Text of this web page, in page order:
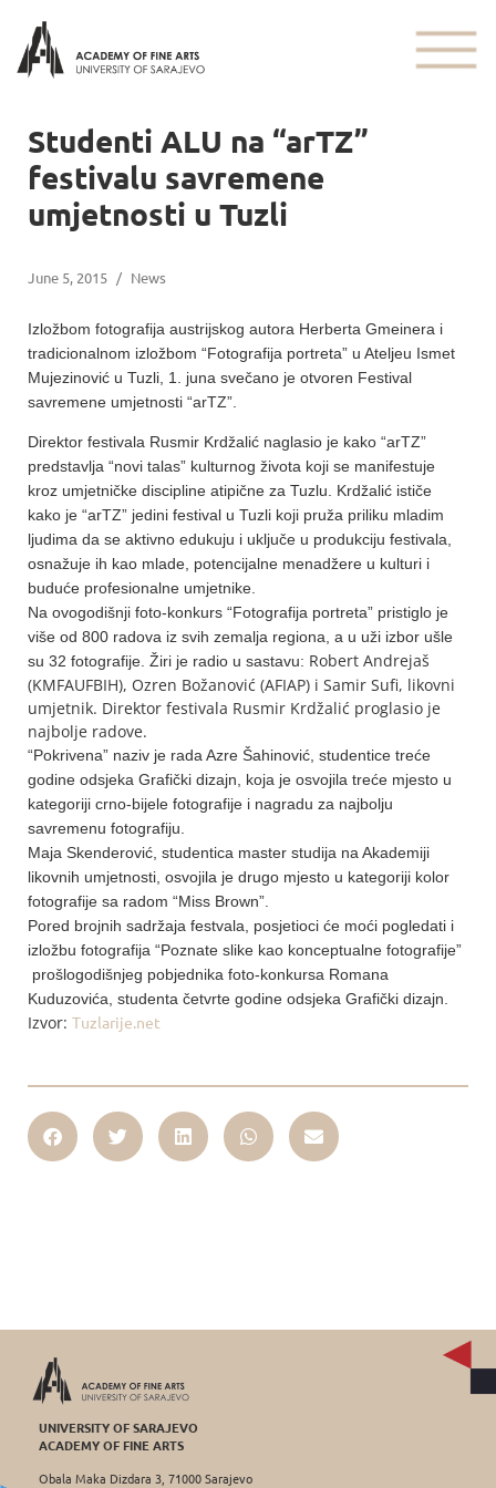
Studenti ALU na “arTZ”
festivalu savremene
umjetnosti u Tuzli
June 5, 2015 / News
Izložbom fotografija austrijskog autora Herberta Gmeinera i
tradicionalnom izložbom “Fotografija portreta” u Ateljeu Ismet
Mujezinović u Tuzli, 1. juna svečano je otvoren Festival
savremene umjetnosti “arTZ”.
Direktor festivala Rusmir Krdžalić naglasio je kako “arTZ”
predstavlja “novi talas” kulturnog života koji se manifestuje
kroz umjetničke discipline atipične za Tuzlu. Krdžalić ističe
kako je “arTZ” jedini festival u Tuzli koji pruža priliku mladim
ljudima da se aktivno edukuju i uključe u produkciju festivala,
osnažuje ih kao mlade, potencijalne menadžere u kulturi i
buduće profesionalne umjetnike.
Na ovogodišnji foto-konkurs “Fotografija portreta” pristiglo je
više od 800 radova iz svih zemalja regiona, a u uži izbor ušle
su 32 fotografije. Žiri je radio u sastavu: Robert Andrejaš
(KMFAUFBIH), Ozren Božanović (AFIAP) i Samir Sufi, likovni
umjetnik. Direktor festivala Rusmir Krdžalić proglasio je
najbolje radove.
“Pokrivena” naziv je rada Azre Šahinović, studentice treće
godine odsjeka Grafički dizajn, koja je osvojila treće mjesto u
kategoriji crno-bijele fotografije i nagradu za najbolju
savremenu fotografiju.
Maja Skenderović, studentica master studija na Akademiji
likovnih umjetnosti, osvojila je drugo mjesto u kategoriji kolor
fotografije sa radom “Miss Brown”.
Pored brojnih sadržaja festvala, posjetioci će moći pogledati i
izložbu fotografija “Poznate slike kao konceptualne fotografije”
prošlogodišnjeg pobjednika foto-konkursa Romana
Kuduzovića, studenta četvrte godine odsjeka Grafički dizajn.
Izvor: Tuzlarije.net
UNIVERSITY OF SARAJEVO
ACADEMY OF FINE ARTS
Obala Maka Dizdara 3, 71000 Sarajevo